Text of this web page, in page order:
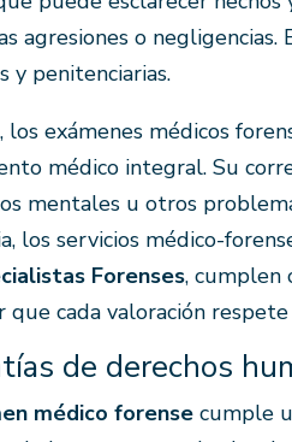
agresiones o
y penitenciarias.
los exámenes médicos
médico integral. Su
mentales u otros
los servicios médico-
Forenses, cumplen
que cada valoración
de derechos
médico forense cumple